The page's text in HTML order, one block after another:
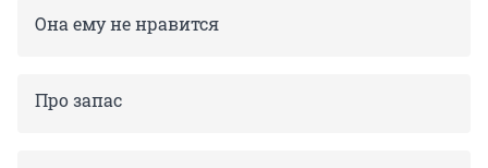
Она ему не нравится
Про запас